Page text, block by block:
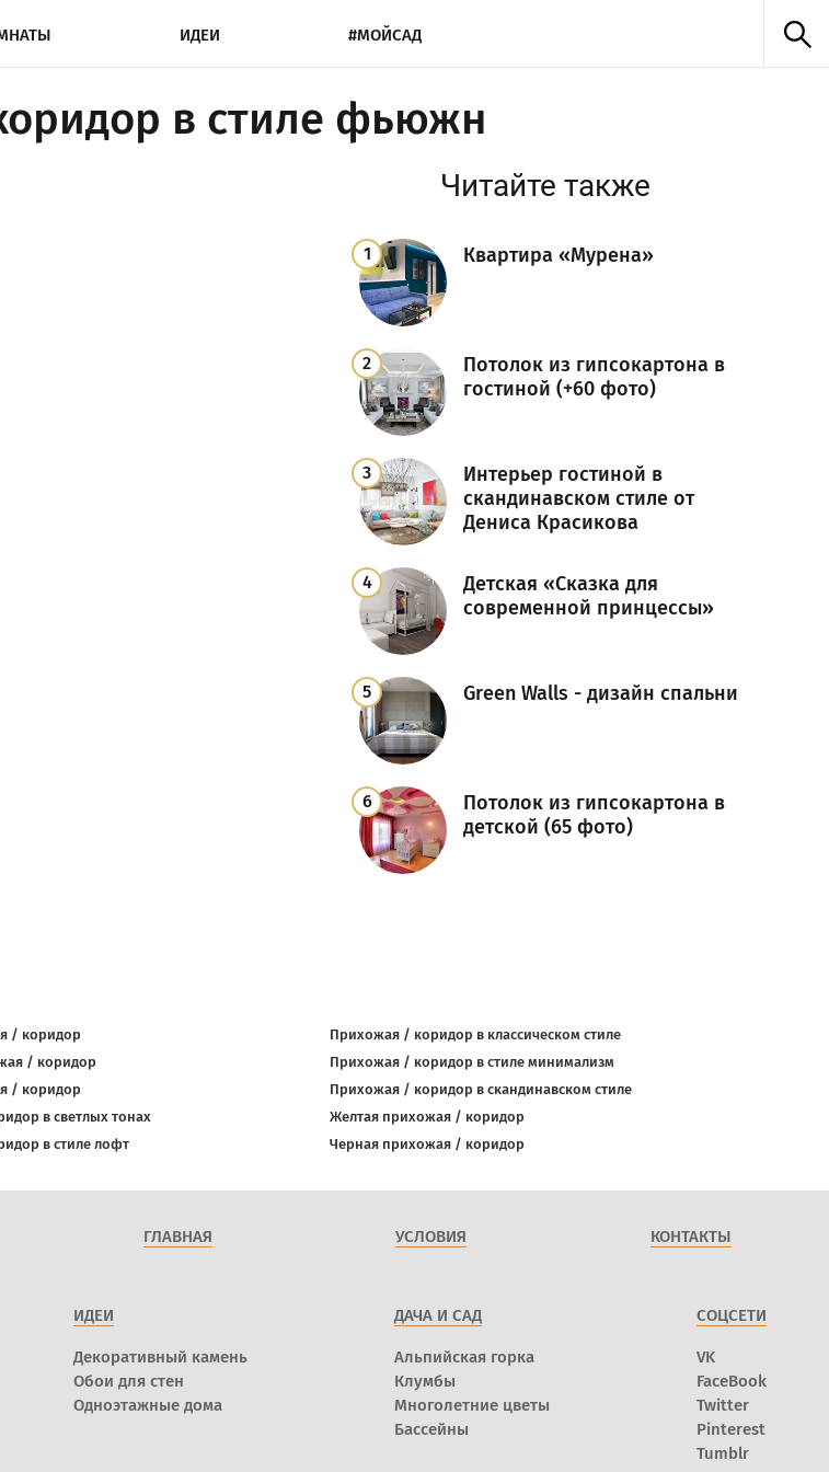
ИДЕИ #МОЙСАД
в стиле фьюжн
Читайте также
Квартира «Мурена»
Потолок из гипсокартона в
гостиной (+60 фото)
Интерьер гостиной в
скандинавском стиле от
Дениса Красикова
Детская «Сказка для
современной принцессы»
Green Walls - дизайн спальни
Потолок из гипсокартона в
детской (65 фото)
/ коридор
Прихожая / коридор в классическом стиле
/ коридор
Прихожая / коридор в стиле минимализм
/ коридор
Прихожая / коридор в скандинавском стиле
в светлых тонах
Желтая прихожая / коридор
в стиле лофт Черная прихожая / коридор
ГЛАВНАЯ УСЛОВИЯ КОНТАКТЫ
ИДЕИ
Декоративный камень
Обои для стен
Одноэтажные дома
ДАЧА И САД
Альпийская горка
Клумбы
Многолетние цветы
Бассейны
СОЦСЕТИ
VK
FaceBook
Twitter
Pinterest
Tumblr